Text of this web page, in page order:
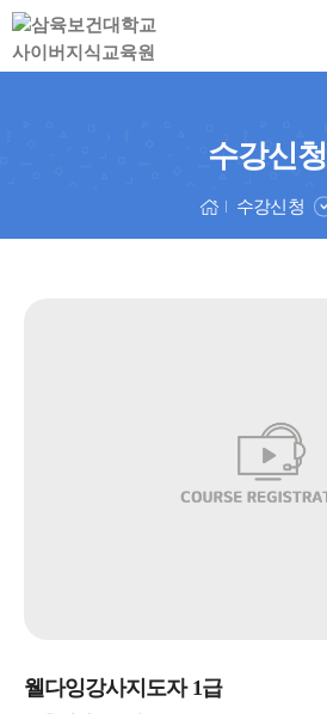
수강신청
수강신청
웰다잉강사지도자 1급